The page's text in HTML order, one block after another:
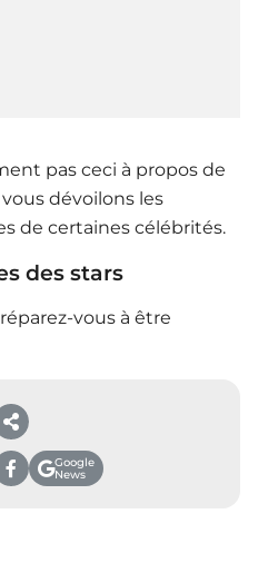
pas ceci à propos de
dévoilons les
de certaines célébrités.
des stars
vous à être
Google
News